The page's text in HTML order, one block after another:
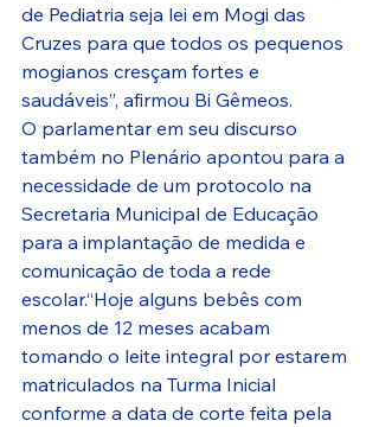
de Pediatria seja lei em Mogi das
Cruzes para que todos os pequenos
mogianos cresçam fortes e
saudáveis”, afirmou Bi Gêmeos.
O parlamentar em seu discurso
também no Plenário apontou para a
necessidade de um protocolo na
Secretaria Municipal de Educação
para a implantação de medida e
comunicação de toda a rede
escolar.“Hoje alguns bebês com
menos de 12 meses acabam
tomando o leite integral por estarem
matriculados na Turma Inicial
conforme a data de corte feita pela